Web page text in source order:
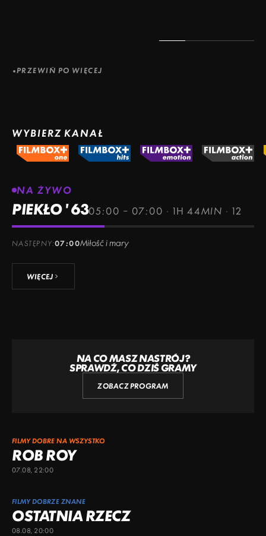
PRZEWIŃ PO WIĘCEJ
WYBIERZ KANAŁ
NA ŻYWO
PIEKŁO '6305:00 – 07:00 · 1H 44MIN ·12
NASTĘPNY:07:00Miłość i mary
WIĘCEJ
NA CO MASZ NASTRÓJ?
SPRAWDŹ, CO DZIŚ GRAMY
ZOBACZ PROGRAM
FILMY DOBRE NA WSZYSTKO
ROB ROY
07.08, 22:00
FILMY DOBRZE ZNANE
OSTATNIA RZECZ
08.08, 20:00